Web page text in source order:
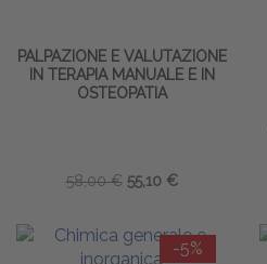
PALPAZIONE E VALUTAZIONE
IN TERAPIA MANUALE E IN
OSTEOPATIA
58,00 € 55,10 €
-5%